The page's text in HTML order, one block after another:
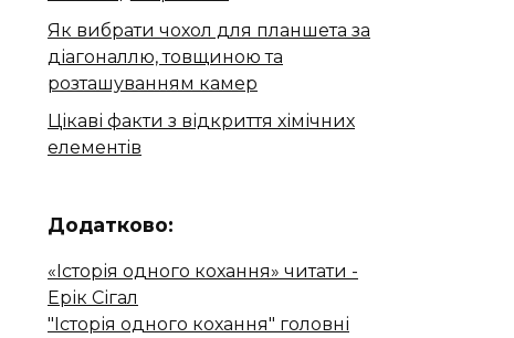
Як вибрати чохол для планшета за
діагоналлю, товщиною та
розташуванням камер
Цікаві факти з відкриття хімічних
елементів
Додатково:
«Історія одного кохання» читати -
Ерік Сігал
"Історія одного кохання" головні